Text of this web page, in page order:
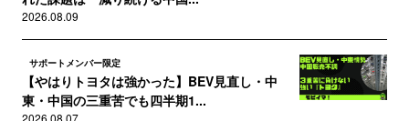
2026.08.09
サポートメンバー限定
【やはりトヨタは強かった】BEV見直し・中
東・中国の三重苦でも四半期1...